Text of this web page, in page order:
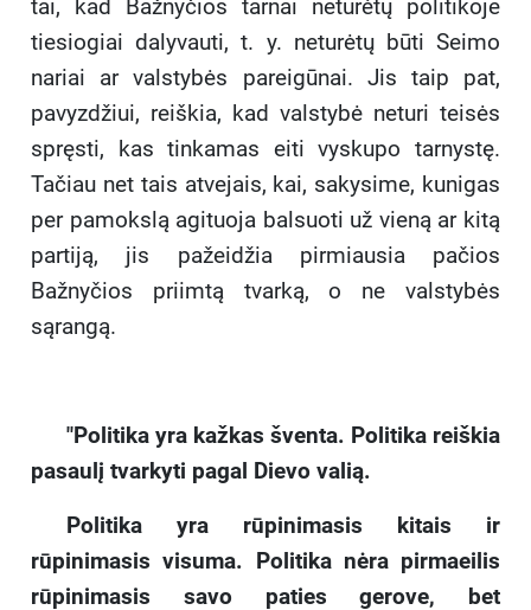
tai, kad Bažnyčios tarnai neturėtų politikoje
tiesiogiai dalyvauti, t. y. neturėtų būti Seimo
nariai ar valstybės pareigūnai. Jis taip pat,
pavyzdžiui, reiškia, kad valstybė neturi teisės
spręsti, kas tinkamas eiti vyskupo tarnystę.
Tačiau net tais atvejais, kai, sakysime, kunigas
per pamokslą agituoja balsuoti už vieną ar kitą
partiją, jis pažeidžia pirmiausia pačios
Bažnyčios priimtą tvarką, o ne valstybės
sąrangą.
"Politika yra kažkas šventa. Politika reiškia
pasaulį tvarkyti pagal Dievo valią.
Politika yra rūpinimasis kitais ir
rūpinimasis visuma. Politika nėra pirmaeilis
rūpinimasis savo paties gerove, bet